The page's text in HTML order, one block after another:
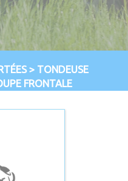
> TONDEUSE
FRONTALE